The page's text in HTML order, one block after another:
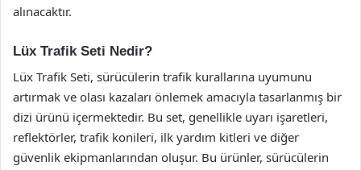
alınacaktır.
Lüx Trafik Seti Nedir?
Lüx Trafik Seti, sürücülerin trafik kurallarına uyumunu
artırmak ve olası kazaları önlemek amacıyla tasarlanmış bir
dizi ürünü içermektedir. Bu set, genellikle uyarı işaretleri,
reflektörler, trafik konileri, ilk yardım kitleri ve diğer
güvenlik ekipmanlarından oluşur. Bu ürünler, sürücülerin